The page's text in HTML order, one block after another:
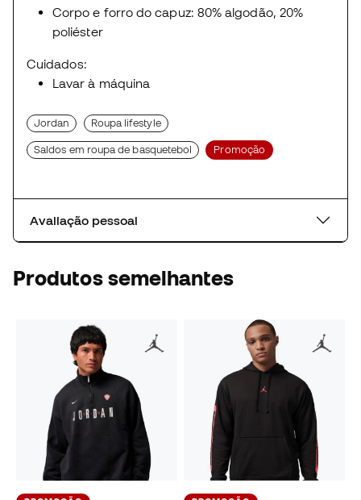
Corpo e forro do capuz: 80% algodão, 20%
poliéster
Cuidados:
Lavar à máquina
Jordan Roupa lifestyle
Saldos em roupa de basquetebol Promoção
Avaliação pessoal
Produtos semelhantes